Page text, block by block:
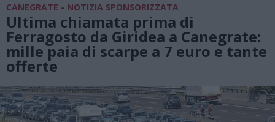
CANEGRATE - NOTIZIA SPONSORIZZATA
Ultima chiamata prima di
Ferragosto da Giridea a Canegrate:
mille paia di scarpe a 7 euro e tante
offerte